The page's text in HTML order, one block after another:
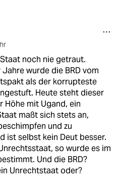
noch nie getraut.
wurde die BRD vom
als der korrupteste
Heute steht dieser
Höhe mit Ugand, ein
maßt sich stets an,
und zu
ist selbst kein Deut besser.
so wurde es im
Und die BRD?
Unrechtstaat oder?